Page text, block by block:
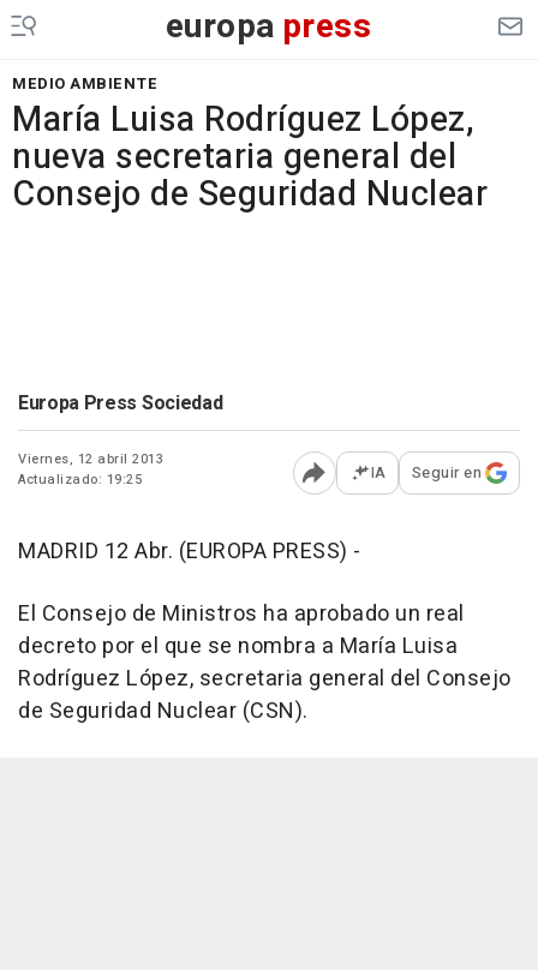
europa press
MEDIO AMBIENTE
María Luisa Rodríguez López,
nueva secretaria general del
Consejo de Seguridad Nuclear
Europa Press Sociedad
Viernes, 12 abril 2013
Actualizado: 19:25
Abrir opciones para
IA Seguir en
MADRID 12 Abr. (EUROPA PRESS) -
El Consejo de Ministros ha aprobado un real
decreto por el que se nombra a María Luisa
Rodríguez López, secretaria general del Consejo
de Seguridad Nuclear (CSN).